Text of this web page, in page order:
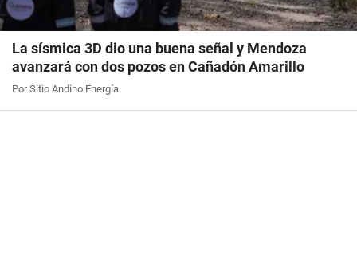
La sísmica 3D dio una buena señal y Mendoza
avanzará con dos pozos en Cañadón Amarillo
Por Sitio Andino Energía